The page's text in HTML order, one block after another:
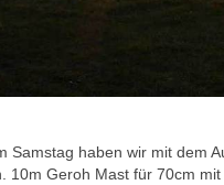
Samstag haben wir mit dem
10m Geroh Mast für 70cm mit